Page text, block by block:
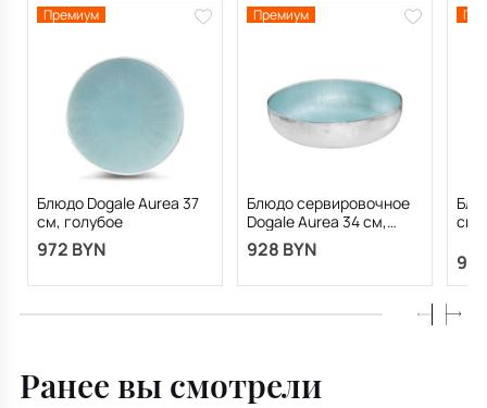
Премиум
Блюдо Dogale Aurea 37
см, голубое
972 BYN
Премиум
Блюдо сервировочное
Dogale Aurea 34 см,
голубое
928 BYN
см,
Ранее вы смотрели